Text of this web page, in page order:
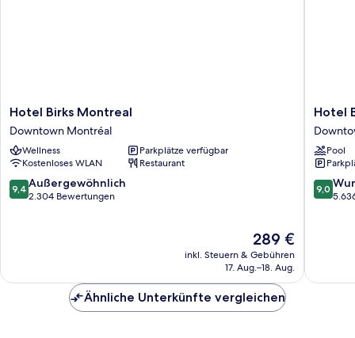
Hotel
Birks
Montreal
Downtown
Montréal
Hotel Birks Montreal
Downtown Montréal
Wellness
Parkplätze verfügbar
Kostenloses WLAN
Restaurant
9.4
von
9,4 Außergewöhnlich
2.304 Bewertungen
Der
Preis
beträgt
289 €
inkl. Steuern & Gebühren
17. Aug.–18. Aug.
Hotel
Hotel
Pool
9.0
von
9,0
Ähnliche Unterkünfte vergleichen